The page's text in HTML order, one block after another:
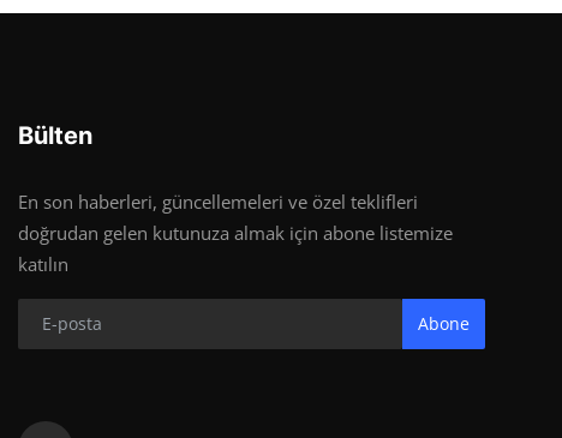
Bülten
En son haberleri, güncellemeleri ve özel teklifleri
doğrudan gelen kutunuza almak için abone listemize
katılın
Abone